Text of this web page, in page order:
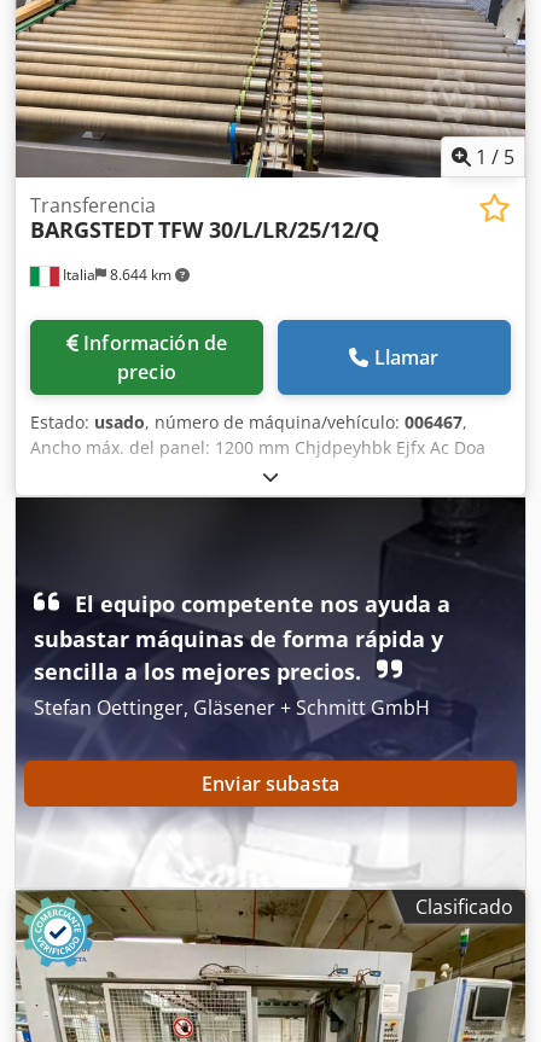
1 / 5
Italia 8.644 km
Transferencia
BARGSTEDTTFW 30/L/LR/25/12/Q
Información de
precio
Llamar
Estado: usado, número de máquina/vehículo: 006467,
Ancho máx. del panel: 1200 mm Chjdpeyhbk Ejfx Ac Doa
Largo máx. del panel: 2500 mm Transferencia a 90 grados:
sí
El equipo competente nos ayuda a
subastar máquinas de forma rápida y
sencilla a los mejores precios.
Stefan Oettinger, Gläsener + Schmitt GmbH
Enviar subasta
Clasificado